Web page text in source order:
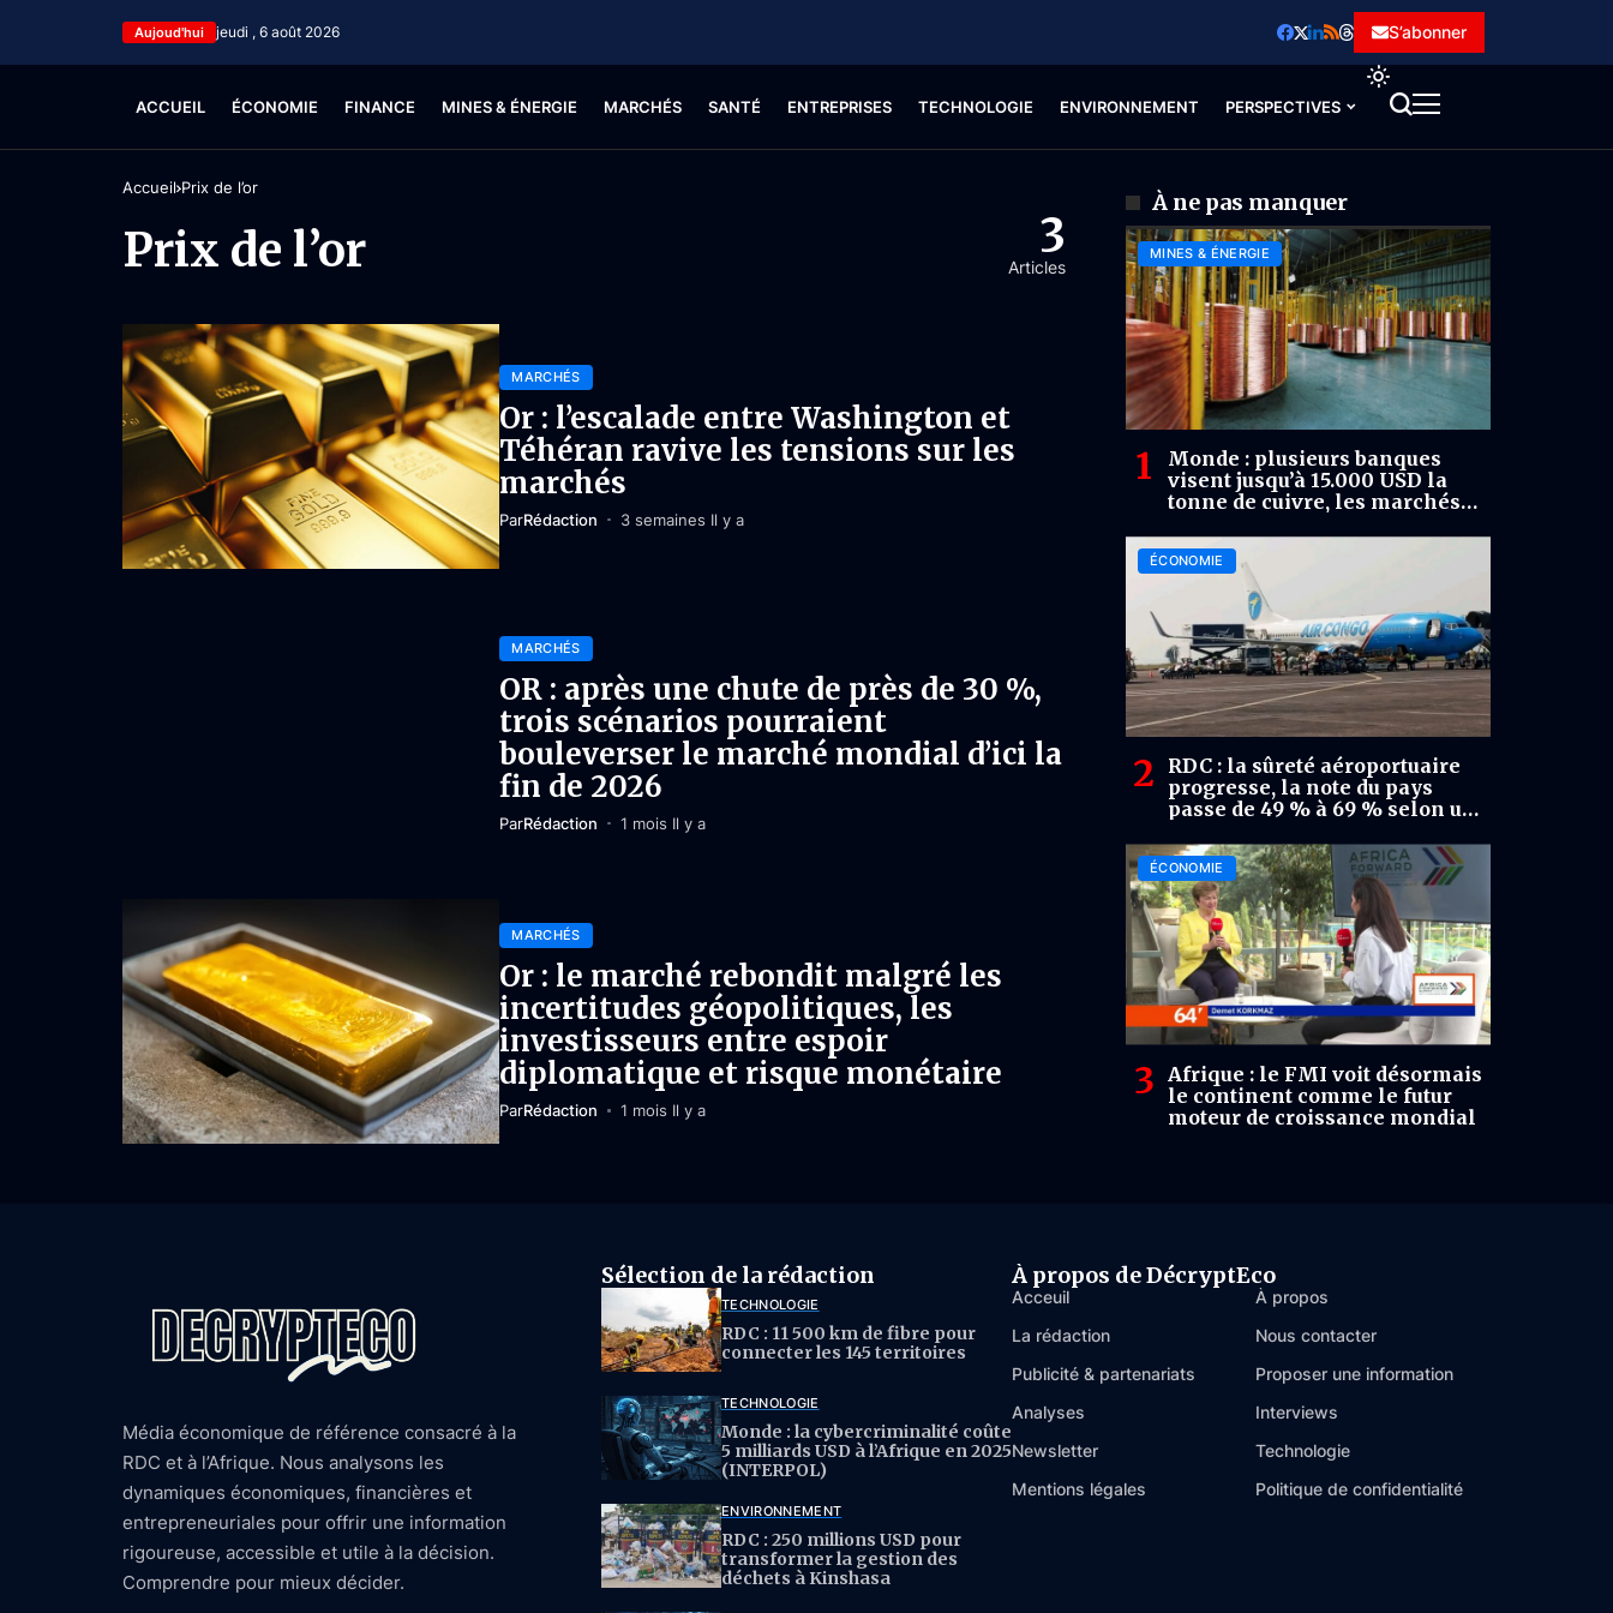
Aujoud'hui jeudi , 6 août 2026 S’abonner
ACCUEIL ÉCONOMIE FINANCE MINES & ÉNERGIE MARCHÉS SANTÉ ENTREPRISES TECHNOLOGIE ENVIRONNEMENT PERSPECTIVES
Accueil Prix de l’or
Prix de l’or 3
Articles
MARCHÉS
Or : l’escalade entre Washington et
Téhéran ravive les tensions sur les
marchés
ParRédaction 3 semaines Il y a
MARCHÉS
OR : après une chute de près de 30 %,
trois scénarios pourraient
bouleverser le marché mondial d’ici la
fin de 2026
ParRédaction 1 mois Il y a
MARCHÉS
Or : le marché rebondit malgré les
incertitudes géopolitiques, les
investisseurs entre espoir
diplomatique et risque monétaire
ParRédaction 1 mois Il y a
À ne pas manquer
MINES & ÉNERGIE
Monde : plusieurs banques
visent jusqu’à 15.000 USD la
tonne de cuivre, les marchés
ÉCONOMIE
RDC : la sûreté aéroportuaire
progresse, la note du pays
passe de 49 % à 69 % selon un
ÉCONOMIE
Afrique : le FMI voit désormais
le continent comme le futur
moteur de croissance mondial
Média économique de référence consacré à la
RDC et à l’Afrique. Nous analysons les
dynamiques économiques, financières et
entrepreneuriales pour offrir une information
rigoureuse, accessible et utile à la décision.
Comprendre pour mieux décider.
Sélection de la rédaction
TECHNOLOGIE
RDC : 11 500 km de fibre pour
connecter les 145 territoires
TECHNOLOGIE
Monde : la cybercriminalité coûte
5 milliards USD à l’Afrique en 2025
(INTERPOL)
ENVIRONNEMENT
RDC : 250 millions USD pour
transformer la gestion des
déchets à Kinshasa
À propos de DécryptEco
Acceuil
À propos
La rédaction
Nous contacter
Publicité & partenariats
Proposer une information
Analyses
Interviews
Newsletter
Technologie
Mentions légales
Politique de confidentialité